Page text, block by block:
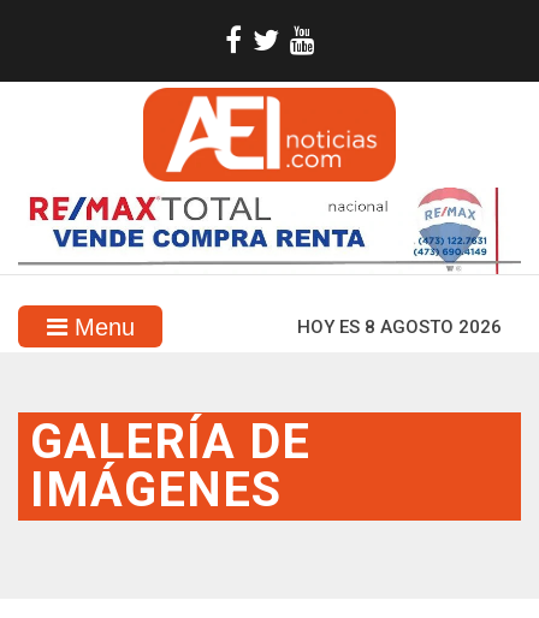
Menu HOY ES 8 AGOSTO 2026
GALERÍA DE
IMÁGENES